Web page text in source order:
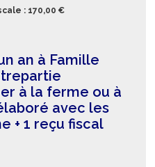
: 170,00 €
an à Famille
à la ferme ou à
avec les
+ 1 reçu fiscal